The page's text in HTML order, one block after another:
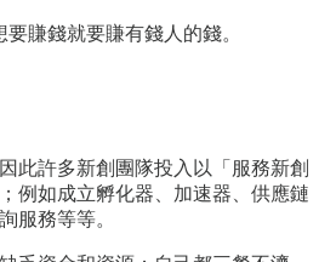
賺錢就要賺有錢人的錢。
此許多新創團隊投入以「服務新創
例如成立孵化器、加速器、供應鏈
服務等等。